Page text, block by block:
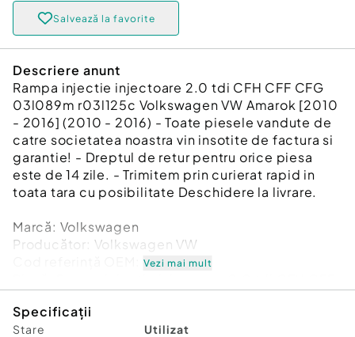
Salvează la favorite
Descriere anunt
Rampa injectie injectoare 2.0 tdi CFH CFF CFG
03l089m r03l125c Volkswagen VW Amarok [2010
- 2016] (2010 - 2016) - Toate piesele vandute de
catre societatea noastra vin insotite de factura si
garantie! - Dreptul de retur pentru orice piesa
este de 14 zile. - Trimitem prin curierat rapid in
toata tara cu posibilitate Deschidere la livrare.
Marcă: Volkswagen
Producător: Volkswagen VW
Cod referinţă OEM: 48674830
Garanție
Vezi mai mult
Specificații
Stare Utilizat